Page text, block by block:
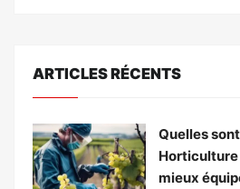
ARTICLES RÉCENTS
Quelles
Horticulture
mieux